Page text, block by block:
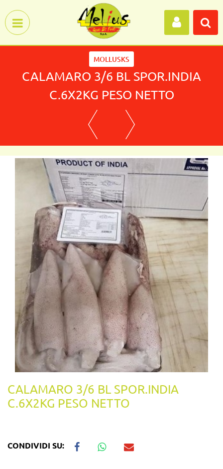
MOLLUSKS
CALAMARO 3/6 BL SPOR.INDIA
C.6X2KG PESO NETTO
CALAMARO 3/6 BL SPOR.INDIA
C.6X2KG PESO NETTO
CONDIVIDI SU: